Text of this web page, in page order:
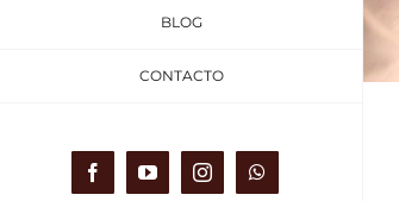
BLOG
CONTACTO
FacebookYouTubeInstagramWhatsApp